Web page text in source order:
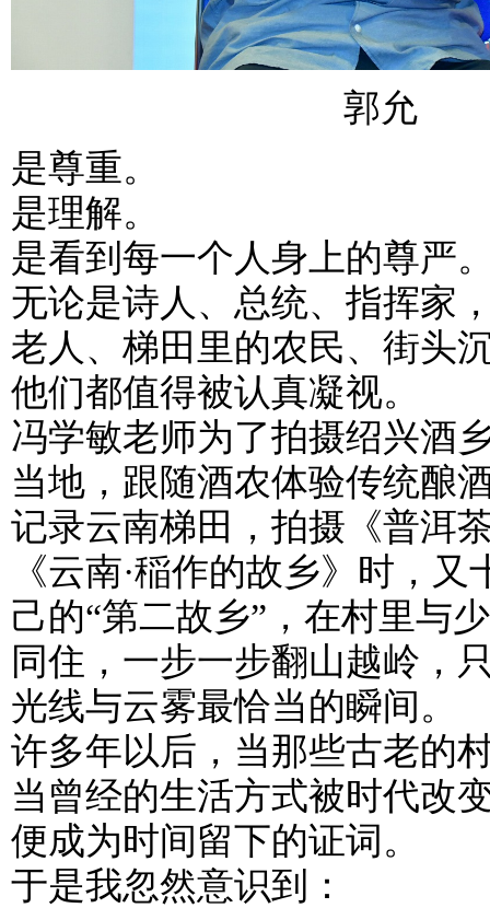
郭允
是尊重。
是理解。
是看到每一个人身上的尊严
无论是诗人、总统、指挥家
老人、梯田里的农民、街头
他们都值得被认真凝视。
冯学敏老师为了拍摄绍兴酒
当地，跟随酒农体验传统酿
记录云南梯田，拍摄《普洱
《云南·稲作的故乡》时，
己的“第二故乡”，在村里与
同住，一步一步翻山越岭，
光线与云雾最恰当的瞬间。
许多年以后，当那些古老的
当曾经的生活方式被时代改
便成为时间留下的证词。
于是我忽然意识到：